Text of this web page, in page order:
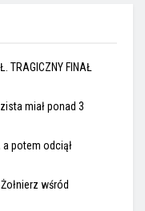
TRAGICZNY FINAŁ
miał ponad 3
a potem odciął
wśród